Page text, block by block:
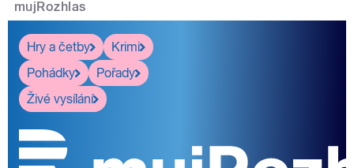
mujRozhlas
Hry a četby
Krimi
Pohádky
Pořady
Živé vysílání